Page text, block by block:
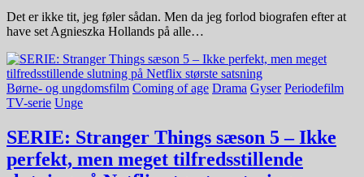
Det er ikke tit, jeg føler sådan. Men da jeg forlod biografen efter at
have set Agnieszka Hollands på alle…
Børne- og ungdomsfilm Coming of age Drama Gyser Periodefilm
TV-serie Unge
SERIE: Stranger Things sæson 5 – Ikke
perfekt, men meget tilfredsstillende